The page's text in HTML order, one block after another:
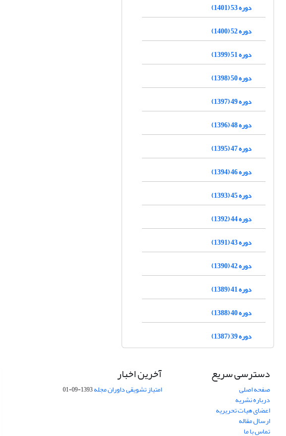
دوره 53 (1401)
دوره 52 (1400)
دوره 51 (1399)
دوره 50 (1398)
دوره 49 (1397)
دوره 48 (1396)
دوره 47 (1395)
دوره 46 (1394)
دوره 45 (1393)
دوره 44 (1392)
دوره 43 (1391)
دوره 42 (1390)
دوره 41 (1389)
دوره 40 (1388)
دوره 39 (1387)
دسترسی سریع
صفحه اصلی
درباره نشریه
اعضای هیات تحریریه
ارسال مقاله
تماس با ما
آخرین اخبار
امتیاز تشویقی داوران مجله1393-09-01